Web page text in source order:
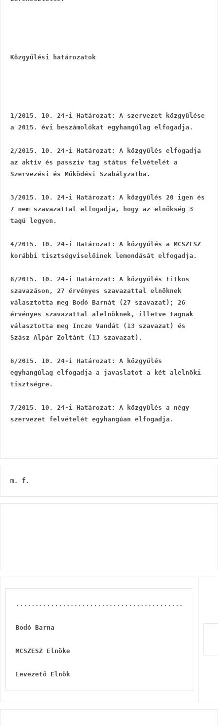
Közgyűlési határozatok
1/2015. 10. 24-i Határozat: A szervezet közgyűlése
a 2015. évi beszámolókat egyhangúlag elfogadja.
2/2015. 10. 24-i Határozat: A közgyűlés elfogadja
az aktív és passzív tag státus felvételét a
Szervezési és Működési Szabályzatba.
3/2015. 10. 24-i Határozat: A közgyűlés 20 igen és
7 nem szavazattal elfogadja, hogy az elnökség 3
tagú legyen.
4/2015. 10. 24-i Határozat: A közgyűlés a MCSZESZ
korábbi tisztségviselőinek lemondását elfogadja.
6/2015. 10. 24-i Határozat: A közgyűlés titkos
szavazáson, 27 érvényes szavazattal elnöknek
választotta meg Bodó Barnát (27 szavazat); 26
érvényes szavazattal alelnöknek, illetve tagnak
választotta meg Incze Vandát (13 szavazat) és
Szász Alpár Zoltánt (13 szavazat).
6/2015. 10. 24-i Határozat: A közgyűlés
egyhangúlag elfogadja a javaslatot a két alelnöki
tisztségre.
7/2015. 10. 24-i Határozat: A közgyűlés a négy
szervezet felvételét egyhangúan elfogadja.
m. f.
...........................................
Bodó Barna
MCSZESZ Elnöke
Levezető Elnök